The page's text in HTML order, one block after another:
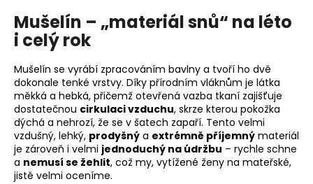
Mušelín – „materiál snů“ na léto
i celý rok
Mušelín se vyrábí zpracováním bavlny a tvoří ho dvě
dokonale tenké vrstvy. Díky přírodním vláknům je látka
měkká a hebká, přičemž otevřená vazba tkaní zajišťuje
dostatečnou cirkulaci vzduchu, skrze kterou pokožka
dýchá a nehrozí, že se v šatech zapaří. Tento velmi
vzdušný, lehký, prodyšný a extrémně příjemný materiál
je zároveň i velmi jednoduchý na údržbu – rychle schne
a nemusí se žehlit, což my, vytížené ženy na mateřské,
jistě velmi oceníme.